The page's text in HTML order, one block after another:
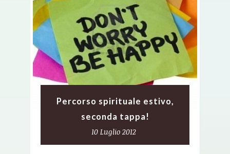
Percorso spirituale estivo,
seconda tappa!
10 Luglio 2012